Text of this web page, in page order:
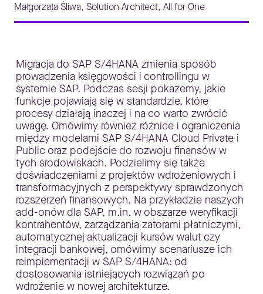
Małgorzata Śliwa, Solution Architect, All for One
Migracja do SAP S/4HANA zmienia sposób
prowadzenia księgowości i controllingu w
systemie SAP. Podczas sesji pokażemy, jakie
funkcje pojawiają się w standardzie, które
procesy działają inaczej i na co warto zwrócić
uwagę. Omówimy również różnice i ograniczenia
między modelami SAP S/4HANA Cloud Private i
Public oraz podejście do rozwoju finansów w
tych środowiskach. Podzielimy się także
doświadczeniami z projektów wdrożeniowych i
transformacyjnych z perspektywy sprawdzonych
rozszerzeń finansowych. Na przykładzie naszych
add-onów dla SAP, m.in. w obszarze weryfikacji
kontrahentów, zarządzania zatorami płatniczymi,
automatycznej aktualizacji kursów walut czy
integracji bankowej, omówimy scenariusze ich
reimplementacji w SAP S/4HANA: od
dostosowania istniejących rozwiązań po
wdrożenie w nowej architekturze.